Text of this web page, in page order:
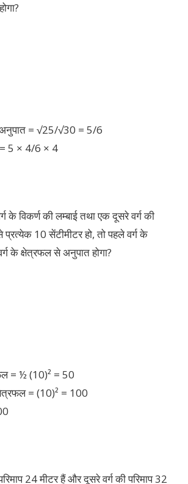
= √25/√30 = 5/6
= 5 × 4/6 × 4
के विकर्ण की लम्बाई तथा एक दूसरे वर्ग की
प्रत्येक 10 सेंटीमीटर हो, तो पहले वर्ग के
के क्षेत्रफल से अनुपात होगा?
= ½ (10)² = 50
= (10)² = 100
24 मीटर हैं और दूसरे वर्ग की परिमाप 32